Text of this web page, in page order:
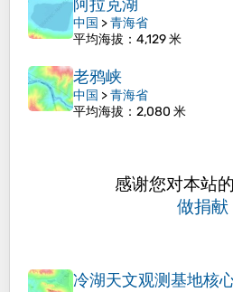
阿拉克湖
中国 >青海省
平均海拔 ：4,129 米
老鸦峡
中国 >青海省
平均海拔 ：2,080 米
感谢您对本站
做捐献
冷湖天文观测基地核